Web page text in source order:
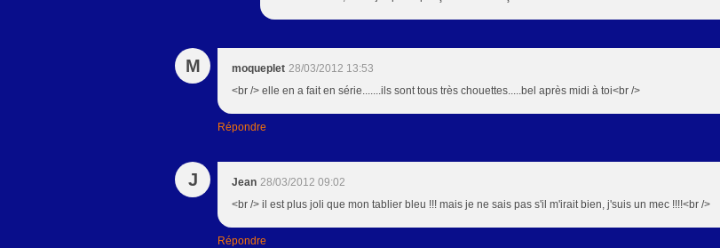
M moqueplet 28/03/2012 13:53
<br /> elle en a fait en série.......ils sont tous très chouettes.....bel après midi à toi<br />
Répondre
J Jean 28/03/2012 09:02
<br /> il est plus joli que mon tablier bleu !!! mais je ne sais pas s'il m'irait bien, j'suis un mec !!!!<br />
Répondre